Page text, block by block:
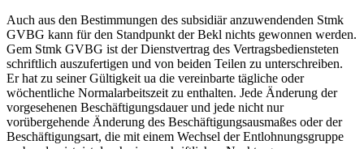
Auch aus den Bestimmungen des subsidiär anzuwendenden Stmk
GVBG kann für den Standpunkt der Bekl nichts gewonnen werden.
Gem Stmk GVBG ist der Dienstvertrag des Vertragsbediensteten
schriftlich auszufertigen und von beiden Teilen zu unterschreiben.
Er hat zu seiner Gültigkeit ua die vereinbarte tägliche oder
wöchentliche Normalarbeitszeit zu enthalten. Jede Änderung der
vorgesehenen Beschäftigungsdauer und jede nicht nur
vorübergehende Änderung des Beschäftigungsausmaßes oder der
Beschäftigungsart, die mit einem Wechsel der Entlohnungsgruppe